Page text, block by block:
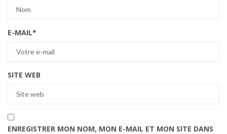
E-MAIL*
SITE WEB
ENREGISTRER MON NOM, MON E-MAIL ET MON SITE DANS